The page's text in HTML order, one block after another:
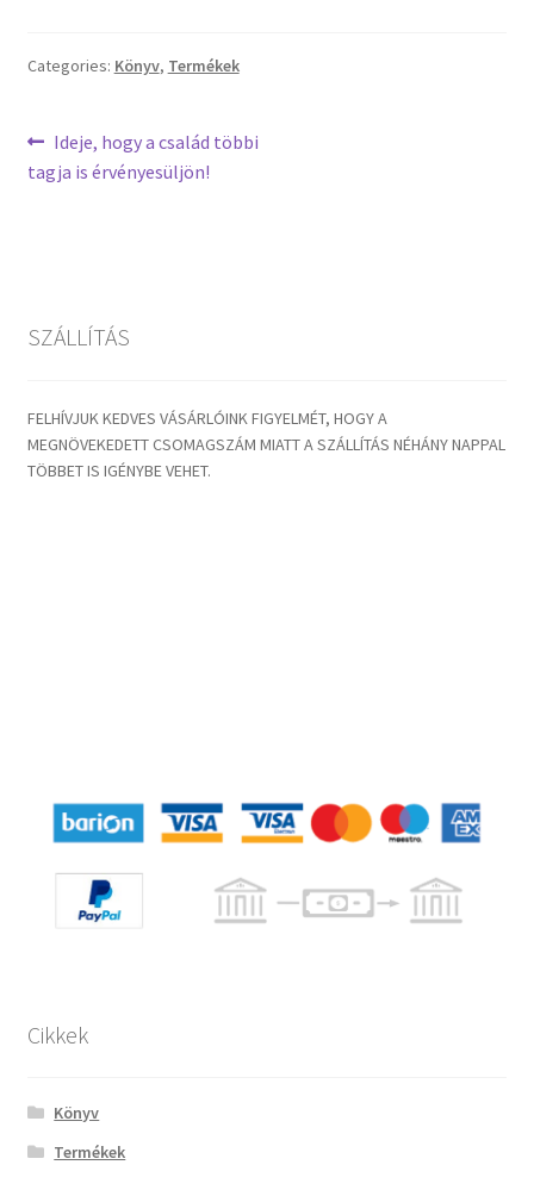
Categories: Könyv, Termékek
Bejegyzés
navigáció
Previous
post:
Ideje, hogy a család többi
tagja is érvényesüljön!
SZÁLLÍTÁS
FELHÍVJUK KEDVES VÁSÁRLÓINK FIGYELMÉT, HOGY A
MEGNÖVEKEDETT CSOMAGSZÁM MIATT A SZÁLLÍTÁS NÉHÁNY NAPPAL
TÖBBET IS IGÉNYBE VEHET.
Cikkek
Könyv
Termékek